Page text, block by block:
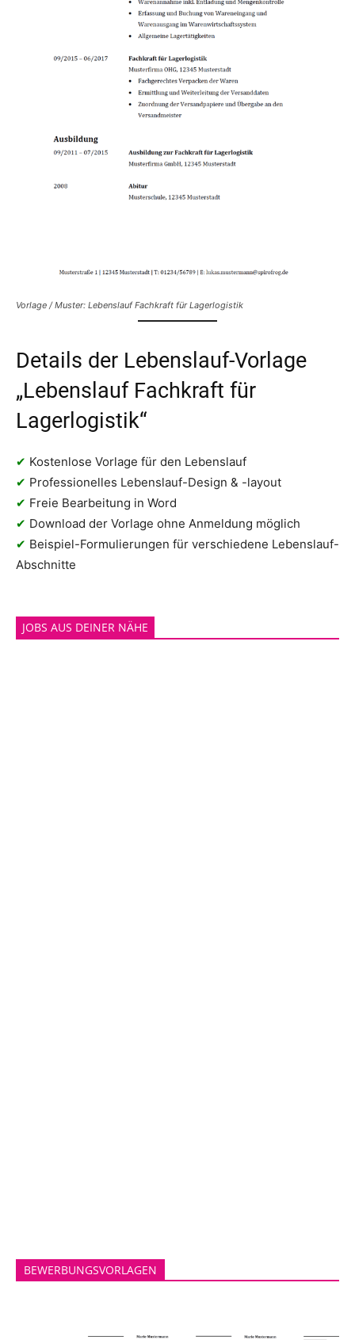
Vorlage / Muster: Lebenslauf Fachkraft für Lagerlogistik
Details der Lebenslauf-Vorlage
„Lebenslauf Fachkraft für
Lagerlogistik“
✔ Kostenlose Vorlage für den Lebenslauf
✔ Professionelles Lebenslauf-Design & -layout
✔ Freie Bearbeitung in Word
✔ Download der Vorlage ohne Anmeldung möglich
✔ Beispiel-Formulierungen für verschiedene Lebenslauf-
Abschnitte
JOBS AUS DEINER NÄHE
BEWERBUNGSVORLAGEN